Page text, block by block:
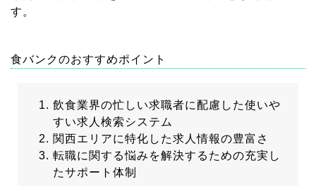
す。
食バンクのおすすめポイント
飲食業界の忙しい求職者に配慮した使いや
すい求人検索システム
関西エリアに特化した求人情報の豊富さ
転職に関する悩みを解決するための充実し
たサポート体制